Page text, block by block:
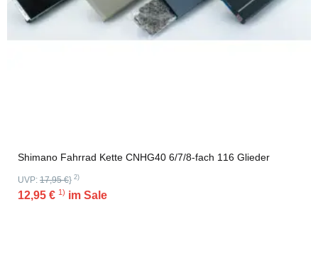
Shimano Fahrrad Kette CNHG40 6/7/8-fach 116 Glieder
UVP: 17,95 €} 2)
12,95 € 1) im Sale